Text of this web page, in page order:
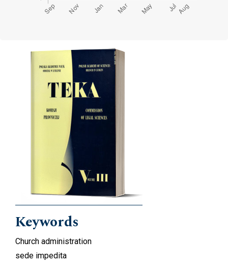
Cover image
Keywords
Church administration
sede impedita